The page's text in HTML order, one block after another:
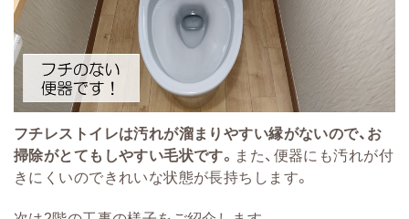
フチレストイレは汚れが溜まりやすい縁がないので、お
掃除がとてもしやすい毛状です。 また、便器にも汚れが付
きにくいのできれいな状態が長持ちします。